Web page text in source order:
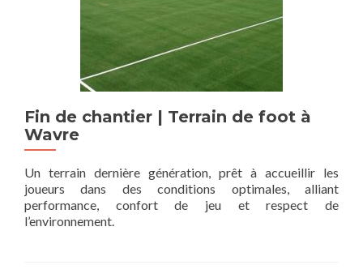
Fin de chantier | Terrain de foot à
Wavre
Un terrain dernière génération, prêt à accueillir les
joueurs dans des conditions optimales, alliant
performance, confort de jeu et respect de
l’environnement.